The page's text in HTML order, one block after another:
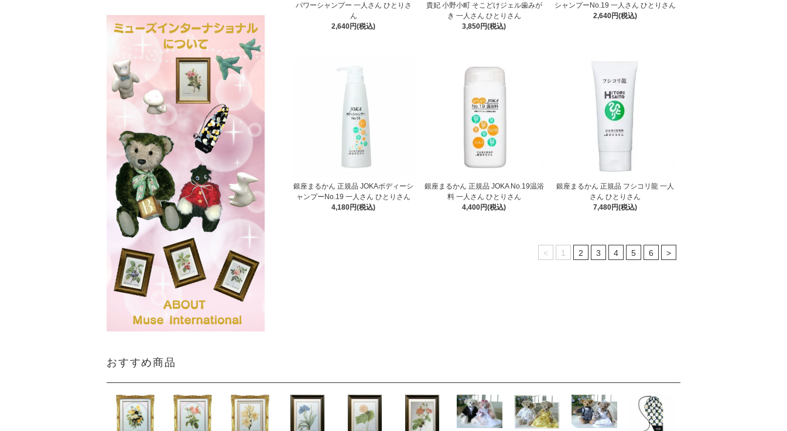
パワーシャンプー 一人さん ひとりさ
ん
2,640円(税込)
貴妃 小野小町 そこどけジェル歯みが
き 一人さん ひとりさん
3,850円(税込)
シャンプーNo.19 一人さん ひとりさん
2,640円(税込)
銀座まるかん 正規品 JOKAボディーシ
ャンプーNo.19 一人さん ひとりさん
4,180円(税込)
銀座まるかん 正規品 JOKA No.19温浴
料 一人さん ひとりさん
4,400円(税込)
銀座まるかん 正規品 フシコリ龍 一人
さん ひとりさん
7,480円(税込)
< 1 2 3 4 5 6 >
おすすめ商品